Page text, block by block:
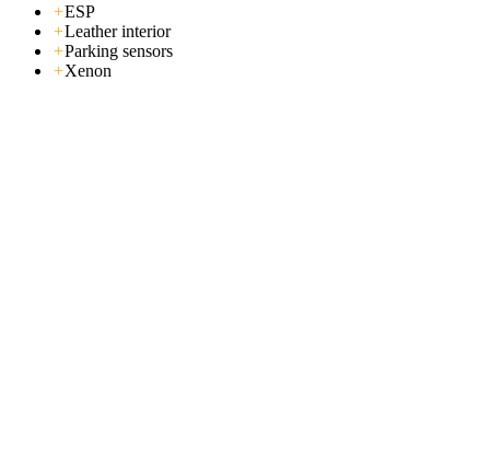
+ESP
+Leather interior
+Parking sensors
+Xenon